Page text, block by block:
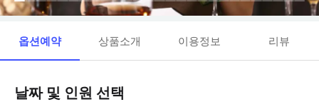
옵션예약 상품소개 이용정보 리뷰
날짜 및 인원 선택